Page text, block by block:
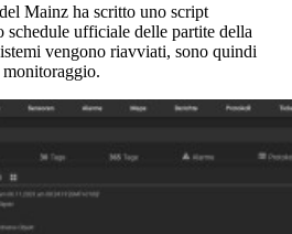
Mainz ha scritto uno script
ufficiale delle partite della
vengono riavviati, sono quindi